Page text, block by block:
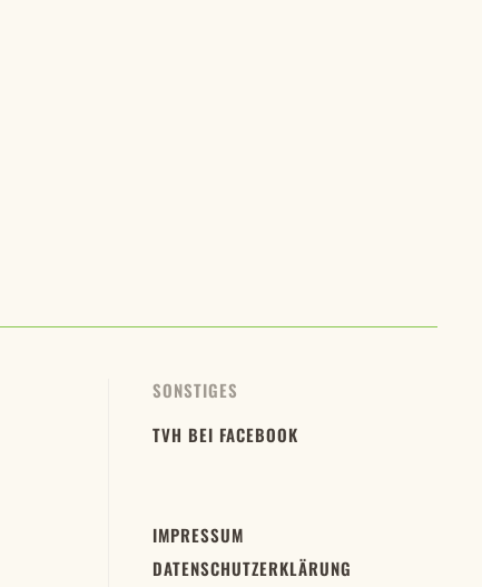
SONSTIGES
TVH BEI FACEBOOK
IMPRESSUM
DATENSCHUTZERKLÄRUNG